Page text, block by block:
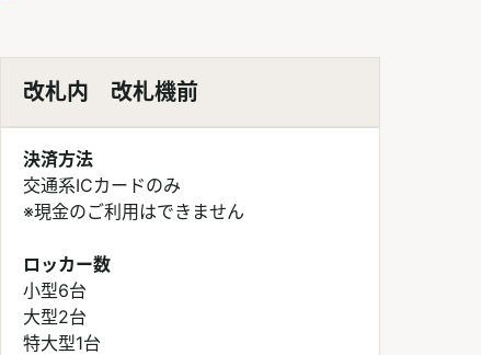
改札内 改札機前
決済方法
交通系ICカードのみ
※現金のご利用はできません
ロッカー数
小型6台
大型2台
特大型1台